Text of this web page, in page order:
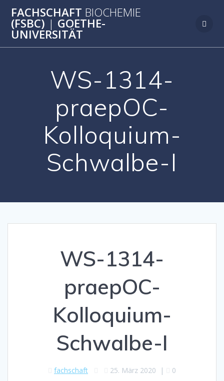
Inhalt
FACHSCHAFT BIOCHEMIE
(FSBC) | GOETHE-
UNIVERSITÄT
WS-1314-
praepOC-
Kolloquium-
Schwalbe-I
WS-1314-
praepOC-
Kolloquium-
Schwalbe-I
fachschaft 25. März 2020 | 0